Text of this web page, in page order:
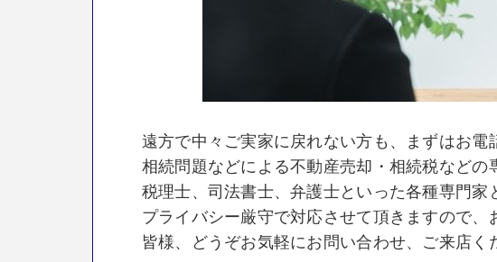
遠方で中々ご実家に戻れない方も、まずはお
相続問題などによる不動産売却・相続税などの
税理士、司法書士、弁護士といった各種専門
プライバシー厳守で対応させて頂きますので、
皆様、どうぞお気軽にお問い合わせ、ご来店く